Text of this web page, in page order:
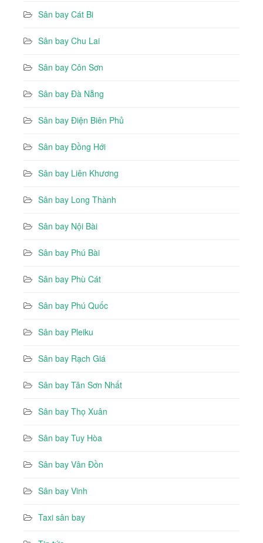
Sân bay Cát Bi
Sân bay Chu Lai
Sân bay Côn Sơn
Sân bay Đà Nẵng
Sân bay Điện Biên Phủ
Sân bay Đồng Hới
Sân bay Liên Khương
Sân bay Long Thành
Sân bay Nội Bài
Sân bay Phú Bài
Sân bay Phù Cát
Sân bay Phú Quốc
Sân bay Pleiku
Sân bay Rạch Giá
Sân bay Tân Sơn Nhất
Sân bay Thọ Xuân
Sân bay Tuy Hòa
Sân bay Vân Đồn
Sân bay Vinh
Taxi sân bay